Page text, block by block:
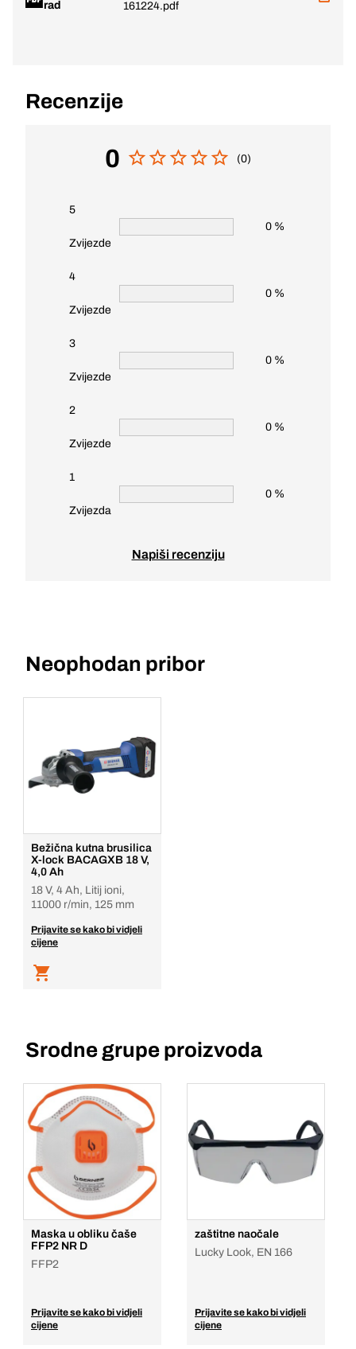
rad 161224.pdf
Recenzije
0 (0)
5
Zvijezde
0 %
4
Zvijezde
0 %
3
Zvijezde
0 %
2
Zvijezde
0 %
1
Zvijezda
0 %
Napiši recenziju
Neophodan pribor
Bežična kutna brusilica
X-lock BACAGXB 18 V,
4,0 Ah
18 V, 4 Ah, Litij ioni,
11000 r/min, 125 mm
Prijavite se kako bi vidjeli
cijene
Srodne grupe proizvoda
Maska u obliku čaše
FFP2 NR D
FFP2
Prijavite se kako bi vidjeli
cijene
zaštitne naočale
Lucky Look, EN 166
Prijavite se kako bi vidjeli
cijene